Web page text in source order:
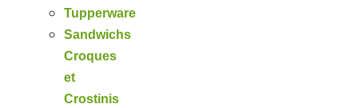
Tupperware
Sandwichs
Croques
et
Crostinis